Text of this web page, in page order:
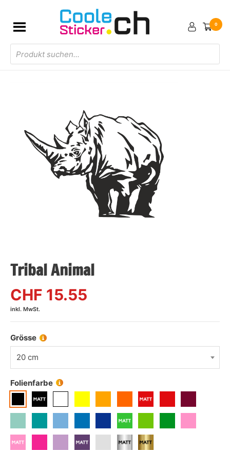
Products
search
0
Tribal Animal
CHF 15.55
inkl. MwSt.
Grösse
20 cm
Folienfarbe